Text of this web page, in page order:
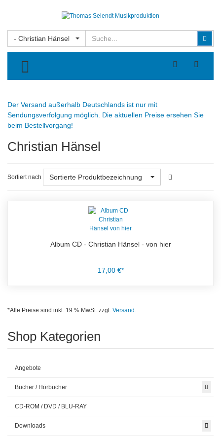
- Christian Hänsel
TOGGLE MENU
Der Versand außerhalb Deutschlands ist nur mit
Sendungsverfolgung möglich. Die aktuellen Preise ersehen Sie
beim Bestellvorgang!
Christian Hänsel
Sortiert nach Sortierte Produktbezeichnung
Album CD - Christian Hänsel - von hier
17,00 €*
*Alle Preise sind inkl. 19 % MwSt. zzgl. Versand.
Shop Kategorien
Angebote
Bücher / Hörbücher
CD-ROM / DVD / BLU-RAY
Downloads